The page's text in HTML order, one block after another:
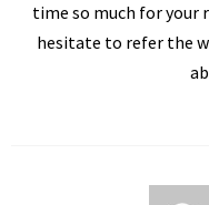
time so much for your
hesitate to refer the